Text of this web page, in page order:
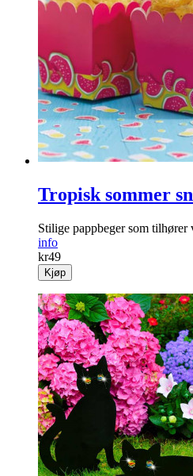
Tropisk sommer
Stilige pappbeger som tilhører
info
kr49
Kjøp